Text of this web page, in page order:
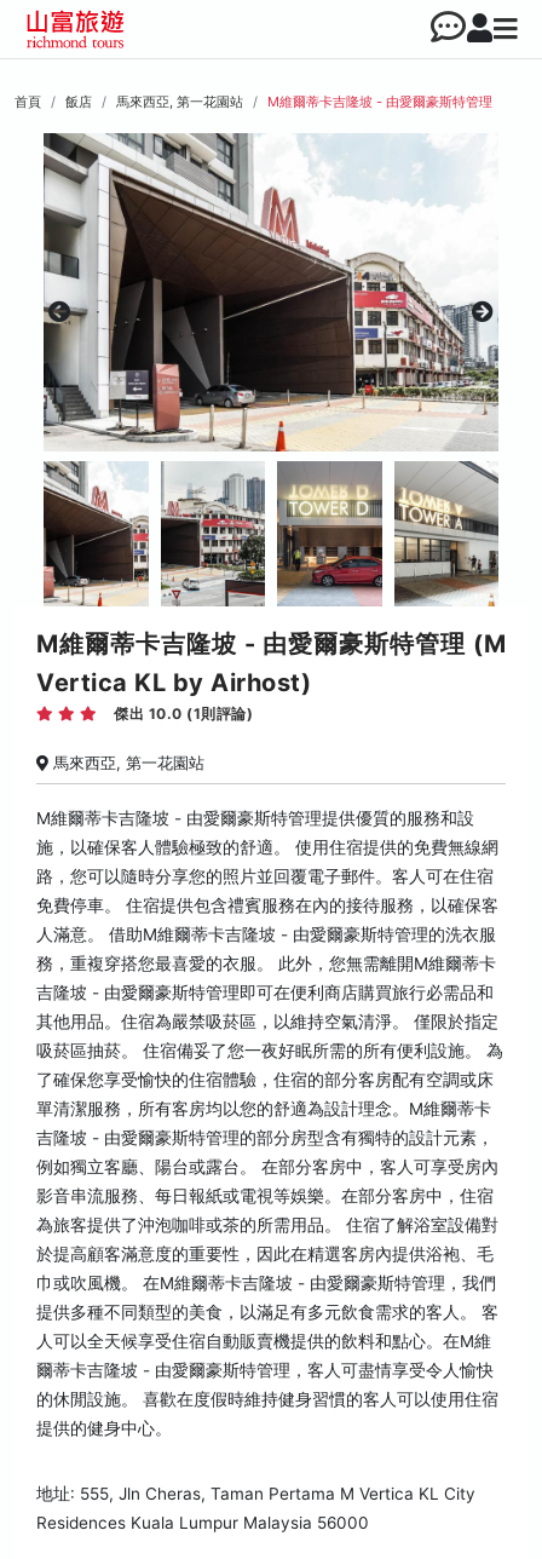
首頁 飯店 馬來西亞, 第一花園站 M維爾蒂卡吉隆坡 - 由愛爾豪斯特管理
M維爾蒂卡吉隆坡 - 由愛爾豪斯特管理 (M
Vertica KL by Airhost)
傑出 10.0 (1則評論)
馬來西亞, 第一花園站
M維爾蒂卡吉隆坡 - 由愛爾豪斯特管理提供優質的服務和設
施，以確保客人體驗極致的舒適。 使用住宿提供的免費無線網
路，您可以隨時分享您的照片並回覆電子郵件。客人可在住宿
免費停車。 住宿提供包含禮賓服務在內的接待服務，以確保客
人滿意。 借助M維爾蒂卡吉隆坡 - 由愛爾豪斯特管理的洗衣服
務，重複穿搭您最喜愛的衣服。 此外，您無需離開M維爾蒂卡
吉隆坡 - 由愛爾豪斯特管理即可在便利商店購買旅行必需品和
其他用品。住宿為嚴禁吸菸區，以維持空氣清淨。 僅限於指定
吸菸區抽菸。 住宿備妥了您一夜好眠所需的所有便利設施。 為
了確保您享受愉快的住宿體驗，住宿的部分客房配有空調或床
單清潔服務，所有客房均以您的舒適為設計理念。M維爾蒂卡
吉隆坡 - 由愛爾豪斯特管理的部分房型含有獨特的設計元素，
例如獨立客廳、陽台或露台。 在部分客房中，客人可享受房內
影音串流服務、每日報紙或電視等娛樂。在部分客房中，住宿
為旅客提供了沖泡咖啡或茶的所需用品。 住宿了解浴室設備對
於提高顧客滿意度的重要性，因此在精選客房內提供浴袍、毛
巾或吹風機。 在M維爾蒂卡吉隆坡 - 由愛爾豪斯特管理，我們
提供多種不同類型的美食，以滿足有多元飲食需求的客人。 客
人可以全天候享受住宿自動販賣機提供的飲料和點心。在M維
爾蒂卡吉隆坡 - 由愛爾豪斯特管理，客人可盡情享受令人愉快
的休閒設施。 喜歡在度假時維持健身習慣的客人可以使用住宿
提供的健身中心。
地址: 555, Jln Cheras, Taman Pertama M Vertica KL City
Residences Kuala Lumpur Malaysia 56000